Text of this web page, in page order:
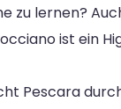
zu lernen?
ist ein
Pescara